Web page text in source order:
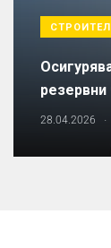
резервни
28.04.2026 .